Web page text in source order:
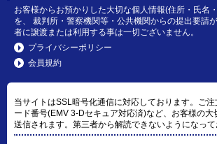
お客様からお預かりした大切な個人情報(住所・氏名
を、 裁判所・警察機関等・公共機関からの提出要請
者に譲渡または利用する事は一切ございません。
プライバシーポリシー
会員規約
当サイトはSSL暗号化通信に対応しております。ご
ード番号(EMV 3-Dセキュア対応済)など、お客様の大
送信されます。第三者から解読できないようになって